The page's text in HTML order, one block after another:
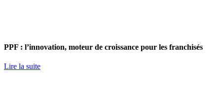
PPF : l’innovation, moteur de croissance pour les franchisés
Lire la suite